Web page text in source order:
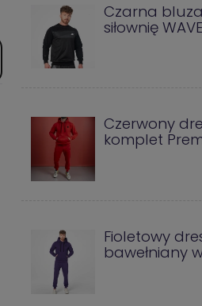
Czarna
siłownię WAVE
Czerwony
komplet
Fioletowy
bawełniany